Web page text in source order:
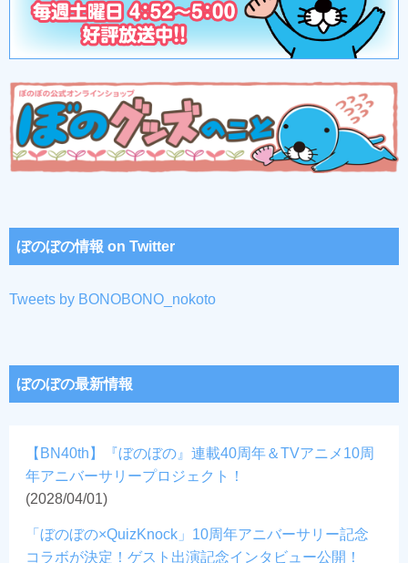
ぼのぼの情報 on Twitter
Tweets by BONOBONO_nokoto
ぼのぼの最新情報
【BN40th】『ぼのぼの』連載40周年＆TVアニメ10周
年アニバーサリープロジェクト！
(2028/04/01)
「ぼのぼの×QuizKnock」10周年アニバーサリー記念
コラボが決定！ゲスト出演記念インタビュー公開！